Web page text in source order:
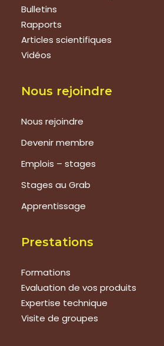
Bulletins
Rapports
Articles scientifiques
Vidéos
Nous rejoindre
Nous rejoindre
Devenir membre
Emplois – stages
Stages au Grab
Apprentissage
Prestations
Formations
Evaluation de vos produits
Expertise technique
Visite de groupes